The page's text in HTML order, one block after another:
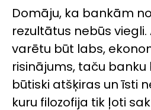
Domāju, ka bankām
rezultātus nebūs
varētu būt labs,
risinājums, taču
būtiski atšķiras un īsti
kuru filozofija tik ļoti